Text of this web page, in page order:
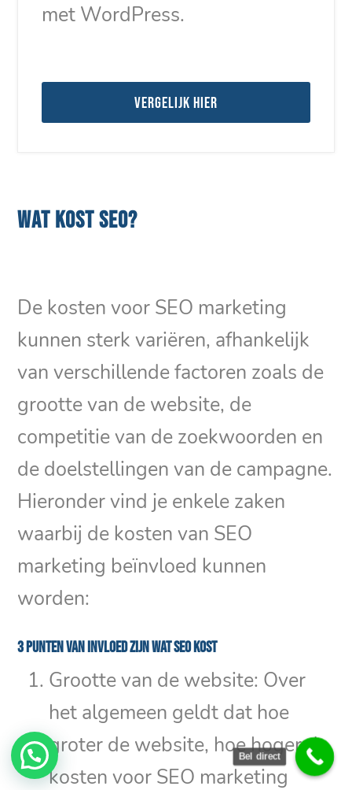
met WordPress.
Vergelijk hier
WAT KOST SEO?
De kosten voor SEO marketing
kunnen sterk variëren, afhankelijk
van verschillende factoren zoals de
grootte van de website, de
competitie van de zoekwoorden en
de doelstellingen van de campagne.
Hieronder vind je enkele zaken
waarbij de kosten van SEO
marketing beïnvloed kunnen
worden:
3 punten van invloed zijn wat SEO kost
Grootte van de website: Over
het algemeen geldt dat hoe
groter de website, hoe hoger de
kosten voor SEO marketing
Bel direct